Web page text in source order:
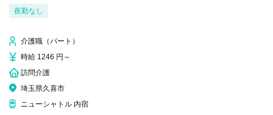
夜勤なし
介護職（パート）
時給 1246 円～
訪問介護
埼玉県久喜市
ニューシャトル 内宿